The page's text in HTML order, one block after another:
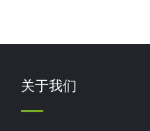
关于我们